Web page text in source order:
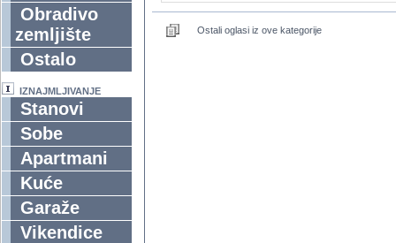
Obradivo
zemljište
Ostalo
IZNAJMLJIVANJE
Stanovi
Sobe
Apartmani
Kuće
Garaže
Vikendice
Ostali oglasi iz ove kategorije